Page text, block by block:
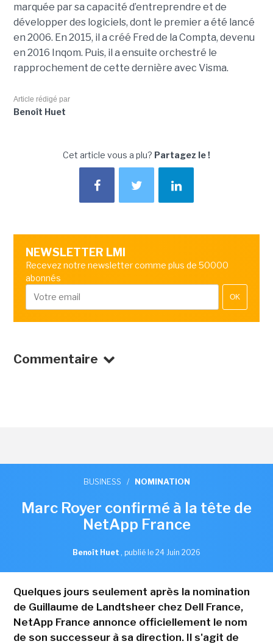
marquée par sa capacité d’entreprendre et de
développer des logiciels, dont le premier a été lancé
en 2006. En 2015, il a créé Fred de la Compta, devenu
en 2016 Inqom. Puis, il a ensuite orchestré le
rapprochement de cette dernière avec Visma.
Article rédigé par
Benoît Huet
Cet article vous a plu? Partagez le !
NEWSLETTER LMI
Recevez notre newsletter comme plus de 50000
abonnés
OK
Commentaire
BUSINESS / NOMINATION
Marc Royer confirmé à la tête de
NetApp France
Benoît Huet , publié le 24 Juin 2026
Quelques jours seulement après la nomination
de Guillaume de Landtsheer chez Dell France,
NetApp France annonce officiellement le nom
de son successeur à sa direction. Il s'agit de